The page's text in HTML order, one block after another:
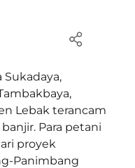
Lebak terancam
Para petani
proyek
Panimbang